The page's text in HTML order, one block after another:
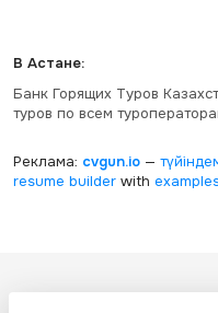
В Астане:
Банк Горящих Туров
туров по всем
Реклама: cvgun.io—
resume builderwith